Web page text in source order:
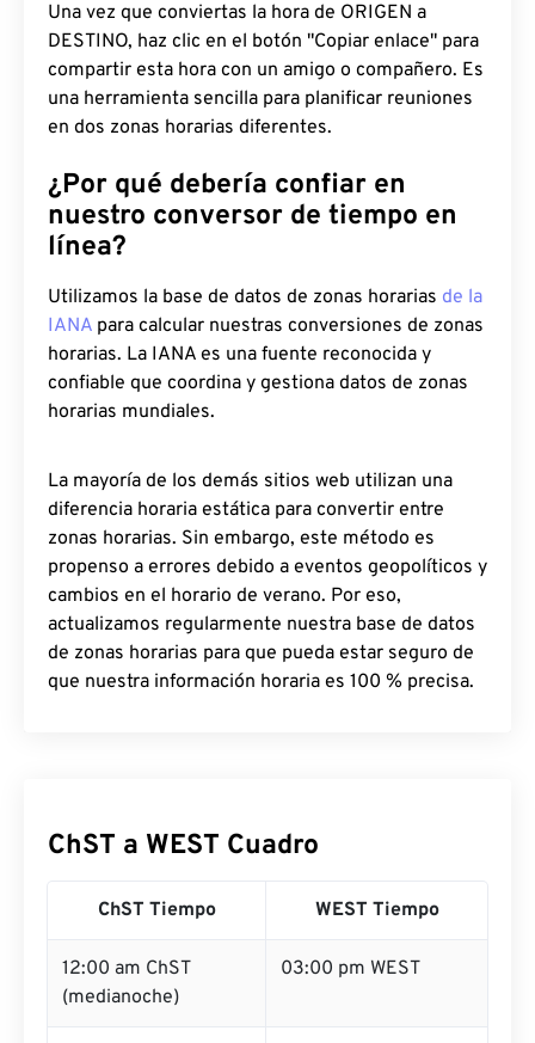
Una vez que conviertas la hora de ORIGEN a
DESTINO, haz clic en el botón "Copiar enlace" para
compartir esta hora con un amigo o compañero. Es
una herramienta sencilla para planificar reuniones
en dos zonas horarias diferentes.
¿Por qué debería confiar en
nuestro conversor de tiempo en
línea?
Utilizamos la base de datos de zonas horarias de la
IANA para calcular nuestras conversiones de zonas
horarias. La IANA es una fuente reconocida y
confiable que coordina y gestiona datos de zonas
horarias mundiales.
La mayoría de los demás sitios web utilizan una
diferencia horaria estática para convertir entre
zonas horarias. Sin embargo, este método es
propenso a errores debido a eventos geopolíticos y
cambios en el horario de verano. Por eso,
actualizamos regularmente nuestra base de datos
de zonas horarias para que pueda estar seguro de
que nuestra información horaria es 100 % precisa.
ChST a WEST Cuadro
ChST Tiempo WEST Tiempo
12:00 am ChST
(medianoche)
03:00 pm WEST